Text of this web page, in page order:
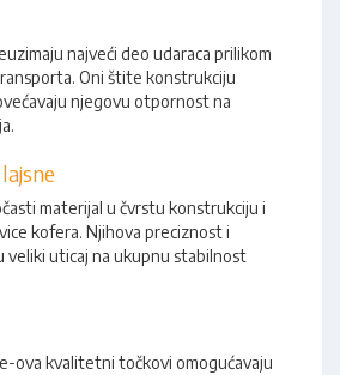
najveći deo udaraca prilikom
Oni štite konstrukciju
njegovu otpornost na
materijal u čvrstu konstrukciju i
kofera. Njihova preciznost i
veliki uticaj na ukupnu stabilnost
ova kvalitetni točkovi omogućavaju